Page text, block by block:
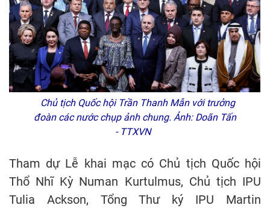
Chủ tịch Quốc hội Trần Thanh Mẫn với trưởng
đoàn các nước chụp ảnh chung. Ảnh: Doãn Tấn
- TTXVN
Tham dự Lễ khai mạc có Chủ tịch Quốc hội
Thổ Nhĩ Kỳ Numan Kurtulmus, Chủ tịch IPU
Tulia Ackson, Tổng Thư ký IPU Martin